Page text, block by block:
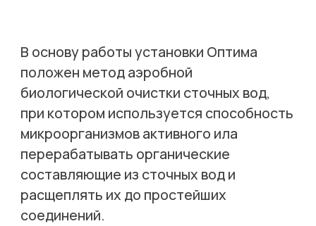
В основу работы установки Оптима
положен метод аэробной
биологической очистки сточных вод,
при котором используется способность
микроорганизмов активного ила
перерабатывать органические
составляющие из сточных вод и
расщеплять их до простейших
соединений.